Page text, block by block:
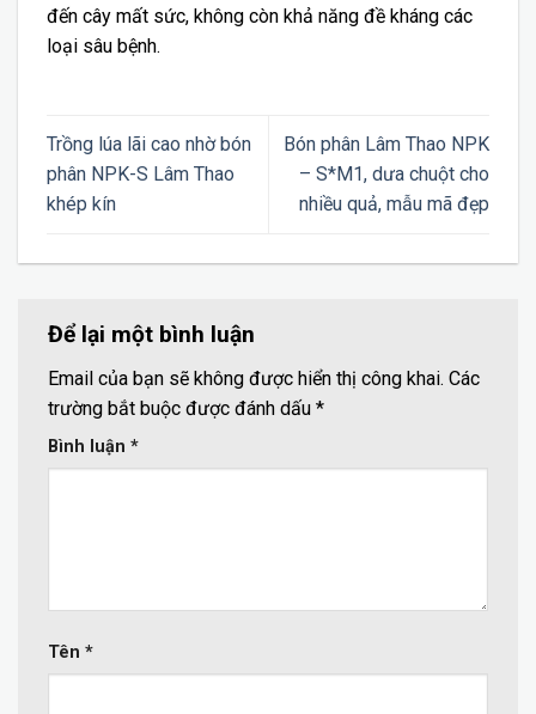
đến cây mất sức, không còn khả năng đề kháng các
loại sâu bệnh.
Trồng lúa lãi cao nhờ bón
phân NPK-S Lâm Thao
khép kín
Bón phân Lâm Thao NPK
– S*M1, dưa chuột cho
nhiều quả, mẫu mã đẹp
Để lại một bình luận
Email của bạn sẽ không được hiển thị công khai. Các
trường bắt buộc được đánh dấu *
Bình luận *
Tên *